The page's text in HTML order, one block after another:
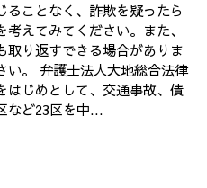
ことなく、詐欺を疑ったら
考えてみてください。また、
取り返すできる場合がありま
い。 弁護士法人大地総合法律
はじめとして、交通事故、債
など23区を中...